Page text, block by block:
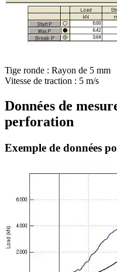
Tige ronde : Rayon de 5 mm
Vitesse de traction : 5 m/s
Données de
perforation
Exemple de données